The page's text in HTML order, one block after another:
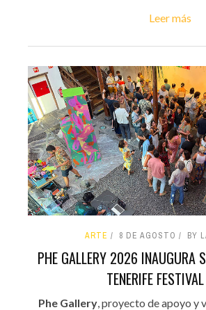
Leer más
ARTE 8 DE AGOSTO BY
PHE GALLERY 2026 INAUGURA
TENERIFE
Phe Gallery, proyecto de apoyo y